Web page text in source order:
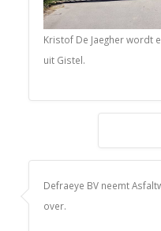
Kristof De Jaegher wordt
uit Gistel.
Defraeye BV neemt
over.